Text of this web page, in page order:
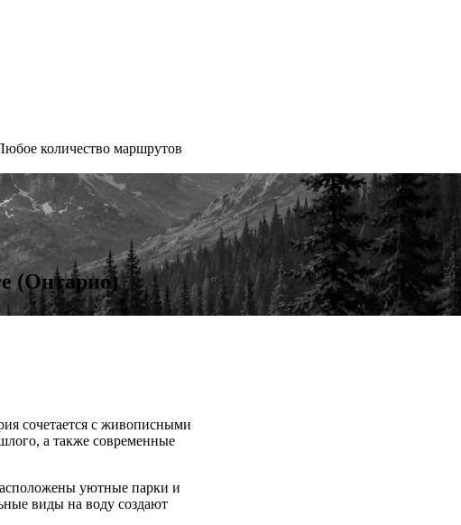
количество маршрутов
(Онтарио)
сочетается с живописными
а также современные
уютные парки и
виды на воду создают